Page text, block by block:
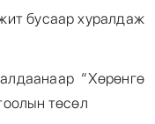
бусаар хуралдаж
“Хөрөнгө
төсөл